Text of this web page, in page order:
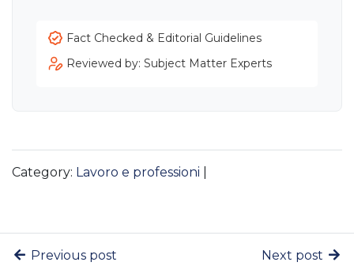
Fact Checked & Editorial Guidelines
Reviewed by: Subject Matter Experts
Category: Lavoro e professioni
Previous post
Next post